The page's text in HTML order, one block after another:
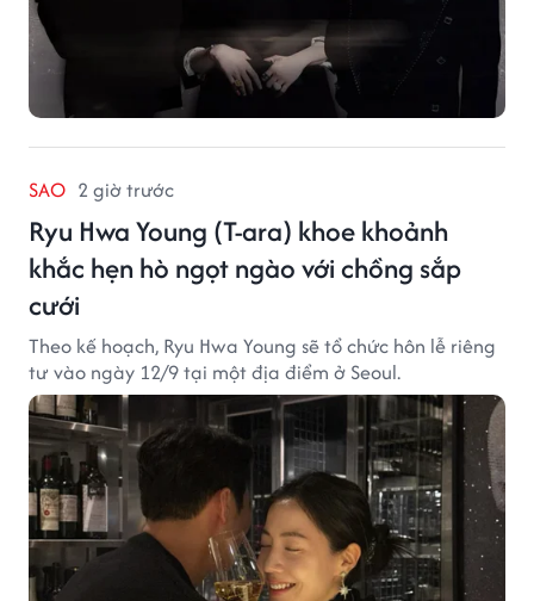
SAO 2 giờ trước
Ryu Hwa Young (T-ara) khoe khoảnh
khắc hẹn hò ngọt ngào với chồng sắp
cưới
Theo kế hoạch, Ryu Hwa Young sẽ tổ chức hôn lễ riêng
tư vào ngày 12/9 tại một địa điểm ở Seoul.